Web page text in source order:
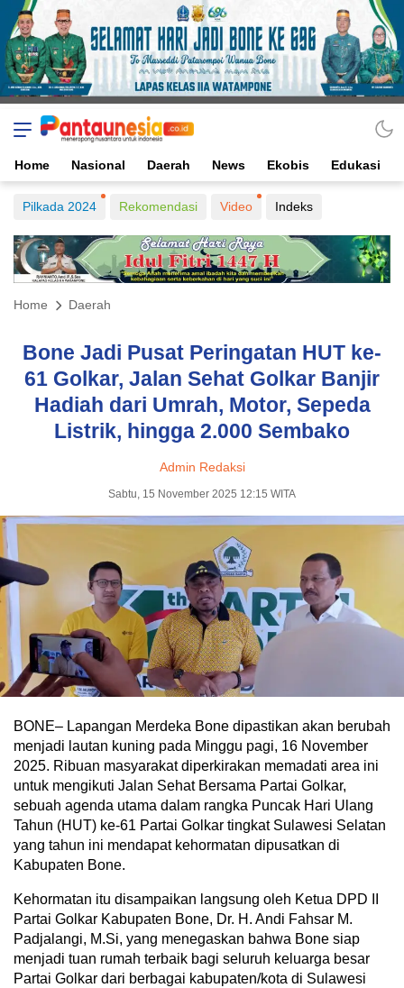
Home Nasional Daerah News Ekobis Edukasi
Pilkada 2024 Rekomendasi Video Indeks
Home Daerah
Bone Jadi Pusat Peringatan HUT ke-
61 Golkar, Jalan Sehat Golkar Banjir
Hadiah dari Umrah, Motor, Sepeda
Listrik, hingga 2.000 Sembako
Admin Redaksi
Sabtu, 15 November 2025 12:15 WITA
BONE– Lapangan Merdeka Bone dipastikan akan berubah
menjadi lautan kuning pada Minggu pagi, 16 November
2025. Ribuan masyarakat diperkirakan memadati area ini
untuk mengikuti Jalan Sehat Bersama Partai Golkar,
sebuah agenda utama dalam rangka Puncak Hari Ulang
Tahun (HUT) ke-61 Partai Golkar tingkat Sulawesi Selatan
yang tahun ini mendapat kehormatan dipusatkan di
Kabupaten Bone.
Kehormatan itu disampaikan langsung oleh Ketua DPD II
Partai Golkar Kabupaten Bone, Dr. H. Andi Fahsar M.
Padjalangi, M.Si, yang menegaskan bahwa Bone siap
menjadi tuan rumah terbaik bagi seluruh keluarga besar
Partai Golkar dari berbagai kabupaten/kota di Sulawesi